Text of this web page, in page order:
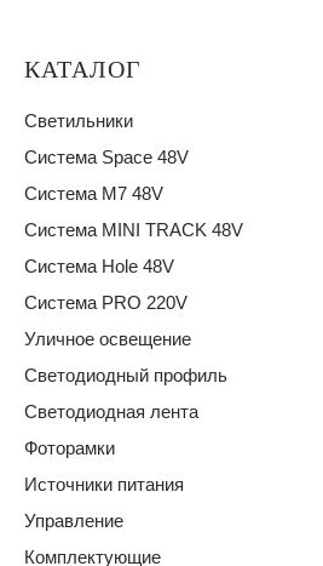
КАТАЛОГ
Светильники
Система Space 48V
Система M7 48V
Система MINI TRACK 48V
Система Hole 48V
Система PRO 220V
Уличное освещение
Светодиодный профиль
Светодиодная лента
Фоторамки
Источники питания
Управление
Комплектующие